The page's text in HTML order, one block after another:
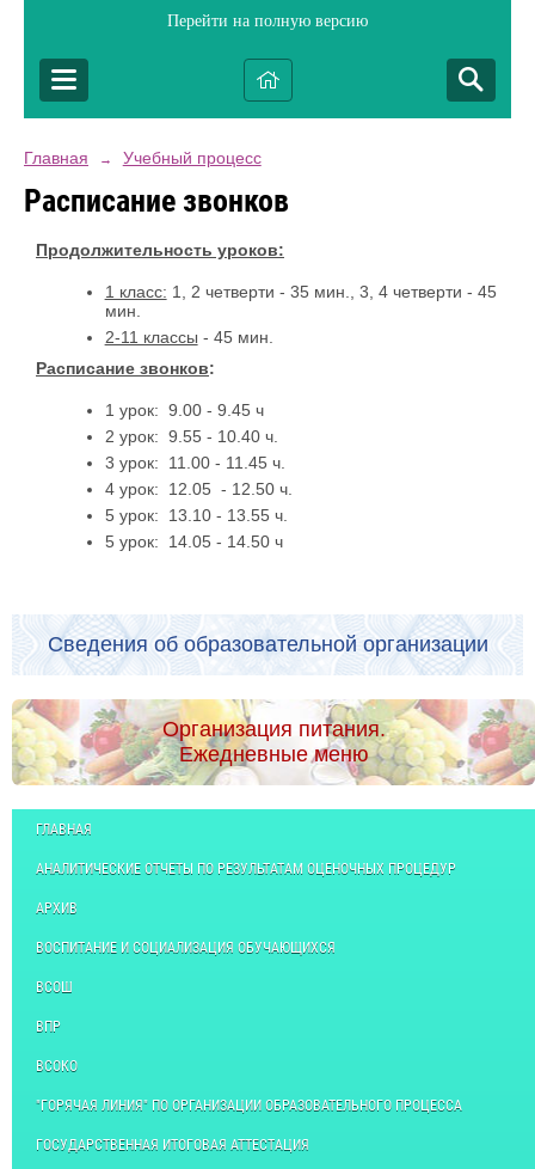
Перейти на полную версию
Главная → Учебный процесс
Расписание звонков
Продолжительность уроков:
1 класс: 1, 2 четверти - 35 мин., 3, 4 четверти - 45
мин.
2-11 классы - 45 мин.
Расписание звонков:
1 урок: 9.00 - 9.45 ч
2 урок: 9.55 - 10.40 ч.
3 урок: 11.00 - 11.45 ч.
4 урок: 12.05 - 12.50 ч.
5 урок: 13.10 - 13.55 ч.
5 урок: 14.05 - 14.50 ч
Сведения об образовательной организации
Организация питания.
Ежедневные меню
ГЛАВНАЯ
АНАЛИТИЧЕСКИЕ ОТЧЕТЫ ПО РЕЗУЛЬТАТАМ ОЦЕНОЧНЫХ ПРОЦЕДУР
АРХИВ
ВОСПИТАНИЕ И СОЦИАЛИЗАЦИЯ ОБУЧАЮЩИХСЯ
ВСОШ
ВПР
ВСОКО
"ГОРЯЧАЯ ЛИНИЯ" ПО ОРГАНИЗАЦИИ ОБРАЗОВАТЕЛЬНОГО ПРОЦЕССА
ГОСУДАРСТВЕННАЯ ИТОГОВАЯ АТТЕСТАЦИЯ